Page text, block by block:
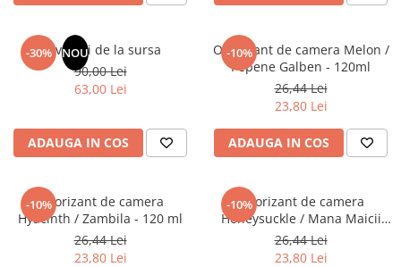
Elevi de 10 plus
Lecturi Scolare
Lumea Copilariei
Ma pregatesc pentru scoala
Clasa a II-a
Clasa a III-a
Clasa a IV-a
Clasa a V-a
Clasa a VI-a
Clasa a VII-a
-30% NOU
Revelatii de la sursa
90,00 Lei
63,00 Lei
ADAUGA IN COS
-10%
Odorizant de camera Melon /
Pepene Galben - 120ml
26,44 Lei
23,80 Lei
ADAUGA IN COS
-10%
Odorizant de camera
Hyacinth / Zambila - 120 ml
26,44 Lei
23,80 Lei
-10%
Odorizant de camera
Honeysuckle / Mana Maicii
Domnului - 120 ml
26,44 Lei
23,80 Lei